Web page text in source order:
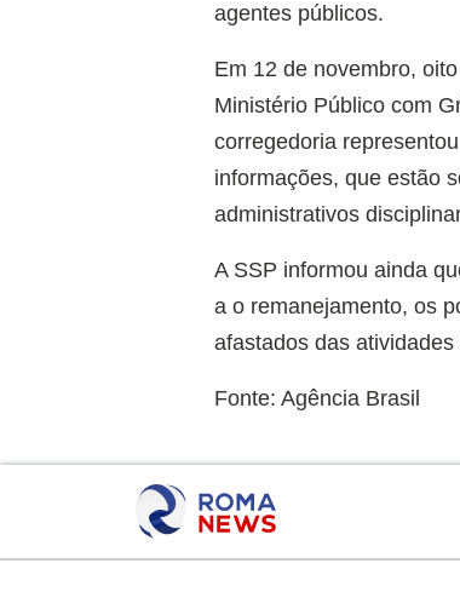
agentes públicos.
Em 12 de novembro,
Ministério Público com
corregedoria
informações, que estão
administrativos
A SSP informou ainda
a o remanejamento, os
afastados das
Fonte: Agência Brasil